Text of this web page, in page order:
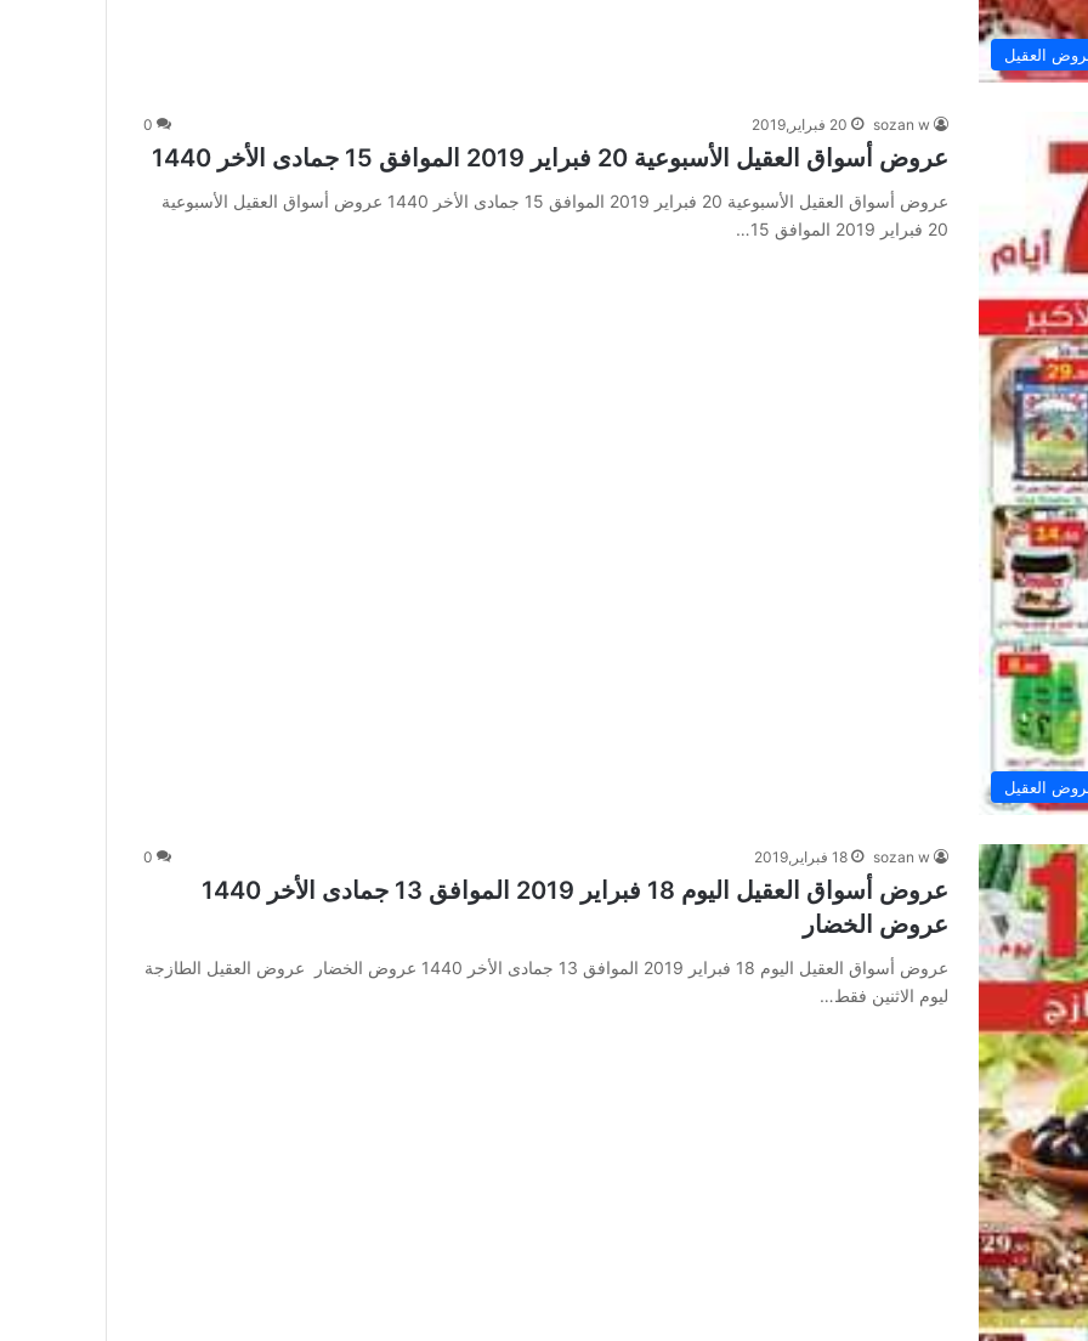
العقيل
العقيل
sozan w 20 فبراير,2019 0
عروض أسواق العقيل الأسبوعية 20 فبراير 2019 الموافق 15 جمادى الأخر 1440
عروض أسواق العقيل الأسبوعية 20 فبراير 2019 الموافق 15 جمادى الأخر 1440 عروض أسواق العقيل الأسبوعية
20 فبراير 2019 الموافق 15…
sozan w 18 فبراير,2019 0
عروض أسواق العقيل اليوم 18 فبراير 2019 الموافق 13 جمادى الأخر 1440
عروض الخضار
عروض أسواق العقيل اليوم 18 فبراير 2019 الموافق 13 جمادى الأخر 1440 عروض الخضار عروض العقيل الطازجة
ليوم الاثنين فقط…